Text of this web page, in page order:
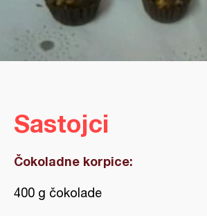
Sastojci
Čokoladne korpice:
400 g čokolade